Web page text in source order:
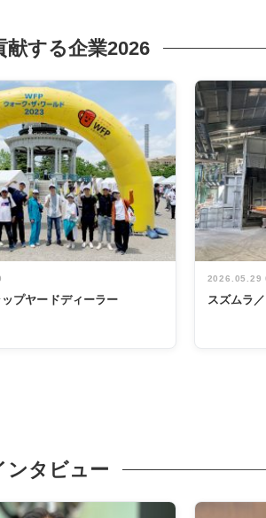
献する企業2026
プヤードディーラー
2026.05.29
スズムラ
ンタビュー